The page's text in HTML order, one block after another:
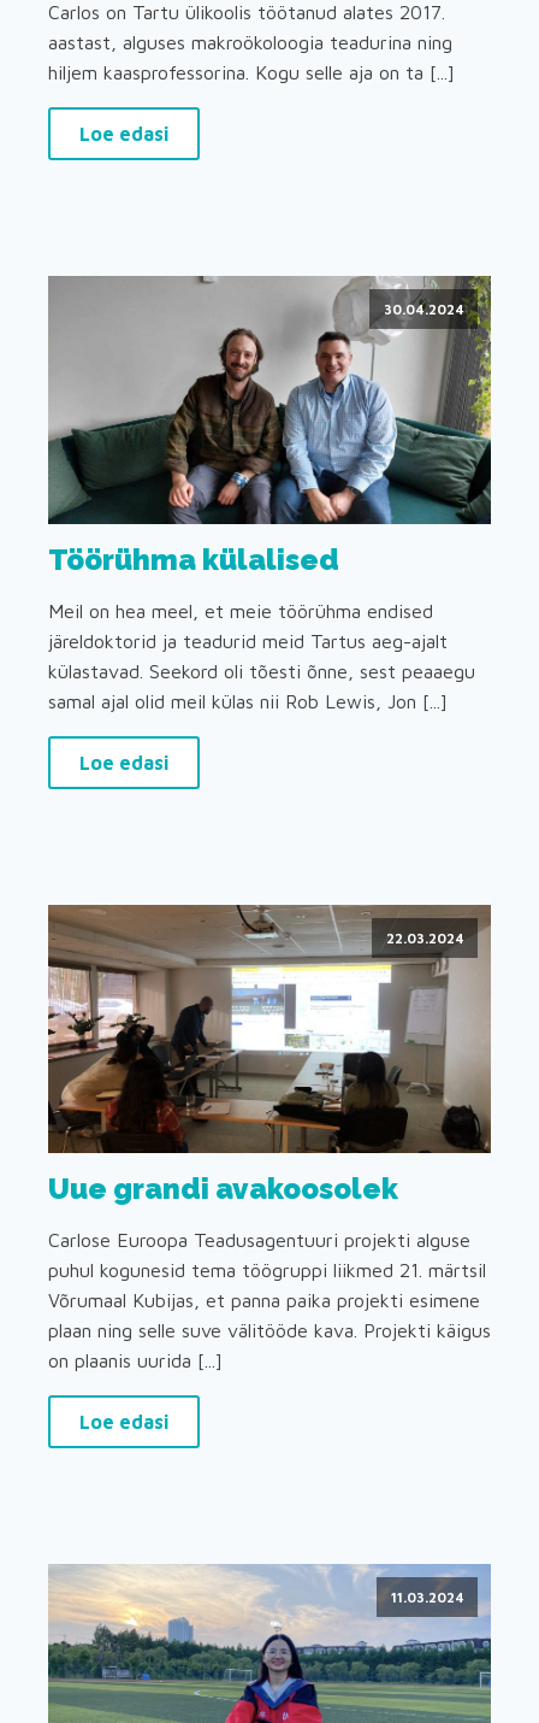
Carlos on Tartu ülikoolis töötanud alates 2017.
aastast, alguses makroökoloogia teadurina ning
hiljem kaasprofessorina. Kogu selle aja on ta [...]
Loe edasi
30.04.2024
Töörühma külalised
Meil on hea meel, et meie töörühma endised
järeldoktorid ja teadurid meid Tartus aeg-ajalt
külastavad. Seekord oli tõesti õnne, sest peaaegu
samal ajal olid meil külas nii Rob Lewis, Jon [...]
Loe edasi
22.03.2024
Uue grandi avakoosolek
Carlose Euroopa Teadusagentuuri projekti alguse
puhul kogunesid tema töögruppi liikmed 21. märtsil
Võrumaal Kubijas, et panna paika projekti esimene
plaan ning selle suve välitööde kava. Projekti käigus
on plaanis uurida [...]
Loe edasi
11.03.2024